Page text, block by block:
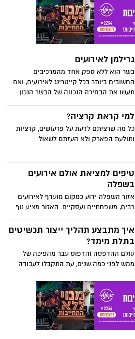
גרילמן לאירועים
בשר הוא ללא ספק אחד מהמרכיבים
החשובים ביותר בכל קייטרינג לאירועים, ואם
תעשו את הבחירה הנכונה של הבשר הנכון
חוויה שלמה שתהפוך את האירוע שלכם
לבלתי נשכח בקרב רבים מן האורחים בו.
למי קראת קרציה?
כל מה שרציתם לדעת על פרעושים, קרציות
ותולעת הפארק ולא העזתם לשאול
טיפים למציאת אולם אירועים
בשפלה
אזור השפלה ידוע כמקום מועדף לאירועים
רבים, משפחתיים ועסקיים. האזור מציע נוף
מרהיב, מרחבי טבע פתוחים, ישובים כפריים
ואוויר נקי ורענן.
איך מתבצע תהליך ייצור תכשיטים
בתלת מימד?
עולם ההדפסה והדפוס עבר מהפיכה של
ממש לפני כמה שנים, עת התקבלו לעבודה
ושימוש קבועים טכניקות עבודה מיוחדות
וחדישות אשר עדיין - מצעידות קדימה את
התחום כולו.